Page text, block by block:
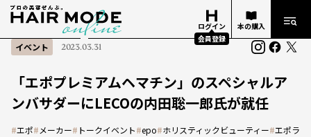
ログイン
会員登録
本の購入
イベント 2023.03.31
「エポプレミアムヘマチン」のスペシャルア
ンバサダーにLECOの内田聡一郎氏が就任
#エポ# メーカー# トークイベント#epo#ホリスティックビューティー#エポラ